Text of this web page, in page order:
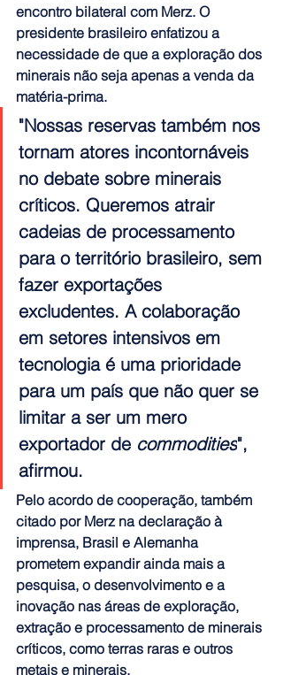
encontro bilateral com Merz. O
presidente brasileiro enfatizou a
necessidade de que a exploração dos
minerais não seja apenas a venda da
matéria-prima.
"Nossas reservas também nos
tornam atores incontornáveis
no debate sobre minerais
críticos. Queremos atrair
cadeias de processamento
para o território brasileiro, sem
fazer exportações
excludentes. A colaboração
em setores intensivos em
tecnologia é uma prioridade
para um país que não quer se
limitar a ser um mero
exportador de commodities",
afirmou.
Pelo acordo de cooperação, também
citado por Merz na declaração à
imprensa, Brasil e Alemanha
prometem expandir ainda mais a
pesquisa, o desenvolvimento e a
inovação nas áreas de exploração,
extração e processamento de minerais
críticos, como terras raras e outros
metais e minerais.